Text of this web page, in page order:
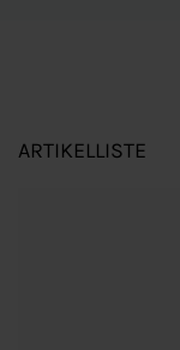
ARTIKELLISTE